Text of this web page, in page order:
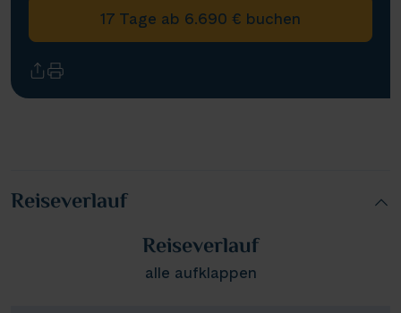
Reisekalender
Reisekataloge
Newsletter
Kundenlogin
WhatsAppHotline +49 30 346 456 950 FR
17 Tage ab 6.690 € buchen
Reiseverlauf
Reiseverlauf
alle aufklappen